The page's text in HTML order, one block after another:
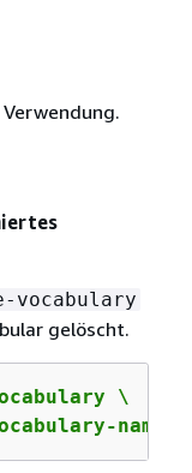
vocabulary
gelöscht.
\
name